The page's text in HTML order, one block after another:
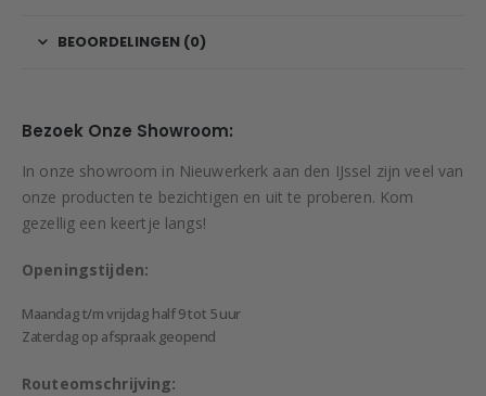
BEOORDELINGEN (0)
Bezoek Onze Showroom:
In onze showroom in Nieuwerkerk aan den IJssel zijn veel van
onze producten te bezichtigen en uit te proberen. Kom
gezellig een keertje langs!
Openingstijden:
Maandag t/m vrijdag half 9 tot 5 uur
Zaterdag op afspraak geopend
Routeomschrijving: